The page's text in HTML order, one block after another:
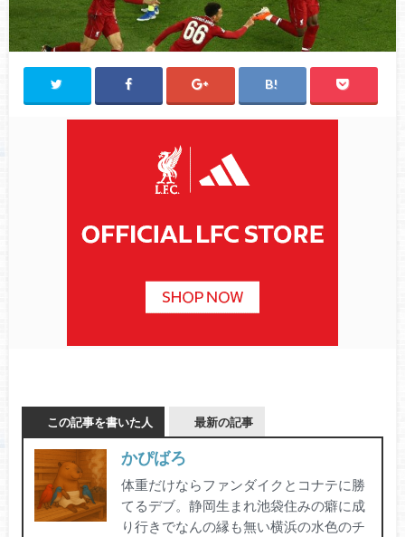
この記事を書いた人 最新の記事
かぴばろ
体重だけならファンダイクとコナテに勝
てるデブ。静岡生まれ池袋住みの癖に成
り行きでなんの縁も無い横浜の水色のチ